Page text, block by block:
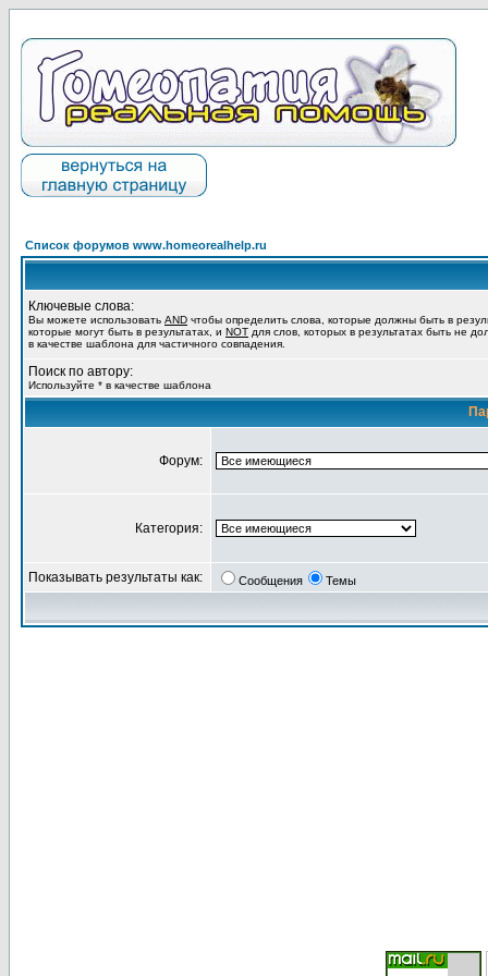
Список форумов www.homeorealhelp.ru
Ключевые слова:
Вы можете использовать AND чтобы определить слова, которые должны быть в
которые могут быть в результатах, и NOT для слов, которых в результатах быть не
в качестве шаблона для частичного совпадения.
Поиск по автору:
Используйте * в качестве шаблона
Форум:
Категория:
Показывать результаты как: Сообщения Темы